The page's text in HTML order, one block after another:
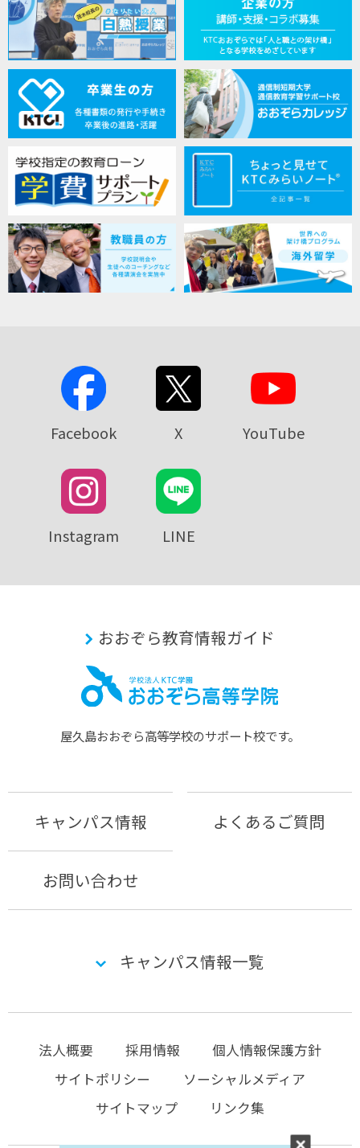
Facebook X YouTube
Instagram LINE
おおぞら教育情報ガイド
屋久島おおぞら⾼等学校のサポート校です。
キャンパス情報 よくあるご質問
お問い合わせ
キャンパス情報一覧
法人概要 採用情報
個人情報保護方針
サイトポリシー
ソーシャルメディア
サイトマップ
リンク集